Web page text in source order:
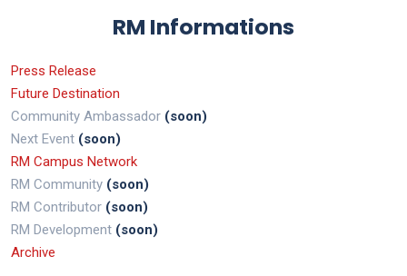
RM Informations
Press Release
Future Destination
Community Ambassador (soon)
Next Event (soon)
RM Campus Network
RM Community (soon)
RM Contributor (soon)
RM Development (soon)
Archive